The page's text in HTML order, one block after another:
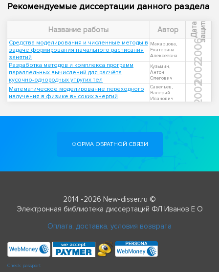
Рекомендуемые диссертации данного раздела
Название работы Автор Д
а
т
а
з
а
щ
и
т ы
Средства моделирования и численные методы в
задаче формирования начального расписания
занятий
Макарцова,
Екатерина
Алексеевна
2006
Разработка методов и комплекса программ
параллельных вычислений для расчёта
кусочно-однородных упругих тел
Кузьмин,
Антон
Олегович
2002
Математическое моделирование переходного
излучения в физике высоких энергий
Савельев,
Валерий
Иванович
2002
ФОРМА ОБРАТНОЙ СВЯЗИ
2014 -2026 New-disser.ru ©
Электронная библиотека диссертаций ФЛ Иванов Е О
Оплата, доставка, условия возврата
Check passport